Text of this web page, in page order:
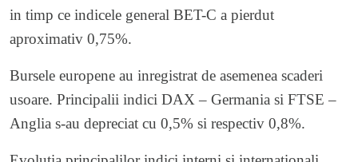
in timp ce indicele general BET-C a pierdut
aproximativ 0,75%.
Bursele europene au inregistrat de asemenea scaderi
usoare. Principalii indici DAX – Germania si FTSE –
Anglia s-au depreciat cu 0,5% si respectiv 0,8%.